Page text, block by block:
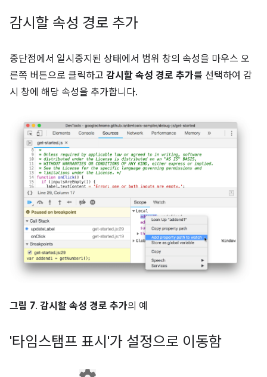
감시할 속성 경로 추가
중단점에서 일시중지된 상태에서 범위 창의 속성을 마우스 오
른쪽 버튼으로 클릭하고 감시할 속성 경로 추가를 선택하여 감
시 창에 해당 속성을 추가합니다.
그림 7. 감시할 속성 경로 추가의 예
'타임스탬프 표시'가 설정으로 이동함